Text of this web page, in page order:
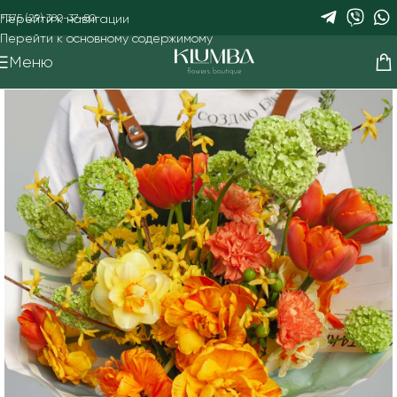
Перейти к навигации
Перейти к основному содержимому
+375 (29) 380-37-80
Меню